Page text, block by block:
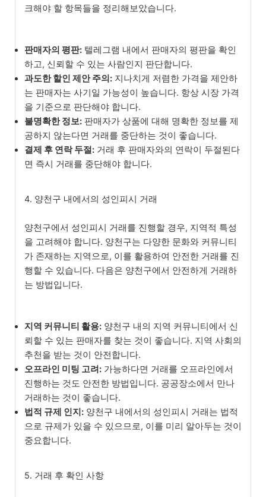
크해야 할 항목들을 정리해보았습니다.
판매자의 평판: 텔레그램 내에서 판매자의 평판을 확인
하고, 신뢰할 수 있는 사람인지 판단합니다.
과도한 할인 제안 주의: 지나치게 저렴한 가격을 제안하
는 판매자는 사기일 가능성이 높습니다. 항상 시장 가격
을 기준으로 판단해야 합니다.
불명확한 정보: 판매자가 상품에 대해 명확한 정보를 제
공하지 않는다면 거래를 중단하는 것이 좋습니다.
결제 후 연락 두절: 거래 후 판매자와의 연락이 두절된다
면 즉시 거래를 중단해야 합니다.
4. 양천구 내에서의 성인피시 거래
양천구에서 성인피시 거래를 진행할 경우, 지역적 특성
을 고려해야 합니다. 양천구는 다양한 문화와 커뮤니티
가 존재하는 지역으로, 이를 활용하여 안전한 거래를 진
행할 수 있습니다. 다음은 양천구에서 안전하게 거래하
는 방법입니다.
지역 커뮤니티 활용: 양천구 내의 지역 커뮤니티에서 신
뢰할 수 있는 판매자를 찾는 것이 좋습니다. 지역 사회의
추천을 받는 것이 안전합니다.
오프라인 미팅 고려: 가능하다면 거래를 오프라인에서
진행하는 것도 안전한 방법입니다. 공공장소에서 만나
거래하는 것이 좋습니다.
법적 규제 인지: 양천구 내에서의 성인피시 거래는 법적
으로 규제가 있을 수 있으므로, 이를 미리 알아두는 것이
중요합니다.
5. 거래 후 확인 사항